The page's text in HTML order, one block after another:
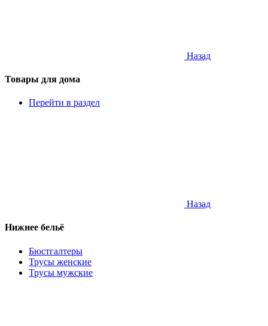
Назад
Товары для дома
Перейти в раздел
Назад
Нижнее бельё
Бюстгалтеры
Трусы женские
Трусы мужские